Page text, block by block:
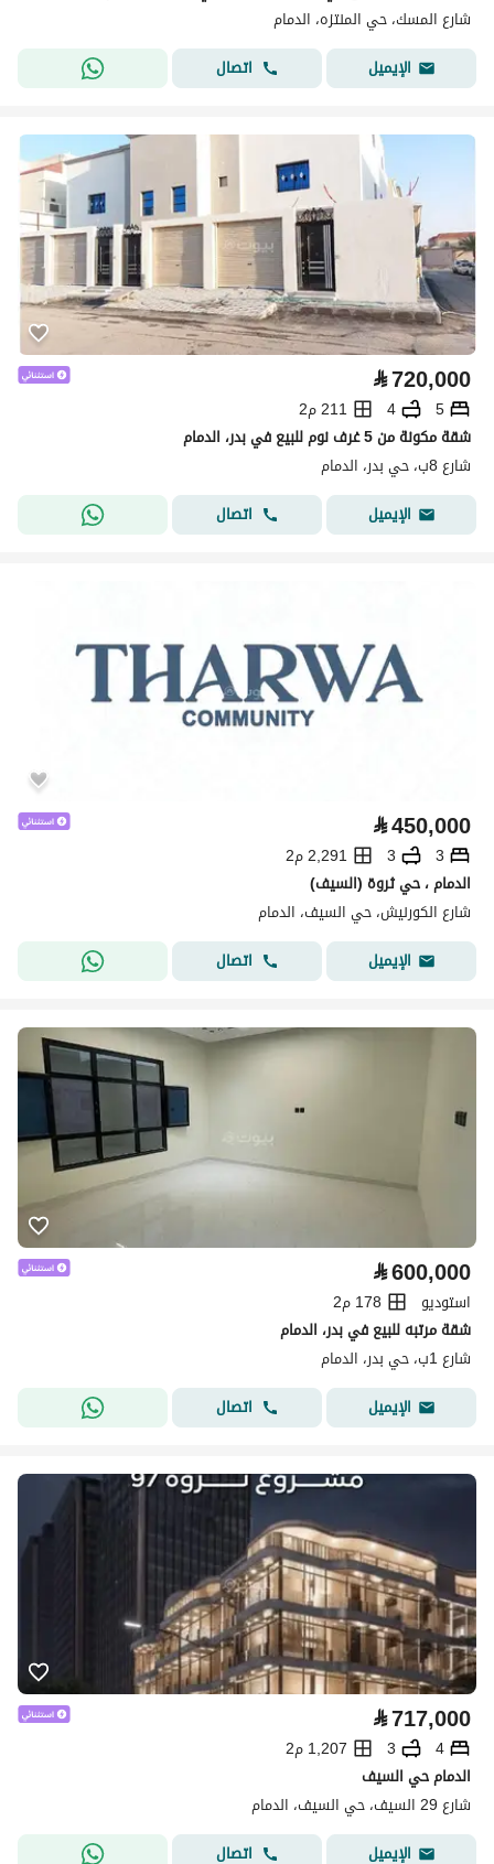
شارع المسك، حي المنتزه، الدمام
الإيميل
اتصال
⃁720,000
5
4
211 م2
شقة مكونة من 5 غرف نوم للبيع في بدر، الدمام
شارع 8ب، حي بدر، الدمام
الإيميل
اتصال
⃁450,000
3
3
2,291 م2
الدمام ، حي ثروة (السيف)
شارع الكورنيش، حي السيف، الدمام
الإيميل
اتصال
⃁600,000
استوديو
178 م2
شقة مرتبه للبيع في بدر، الدمام
شارع 1ب، حي بدر، الدمام
الإيميل
اتصال
⃁717,000
4
3
1,207 م2
الدمام حي السيف
شارع 29 السيف، حي السيف، الدمام
الإيميل
اتصال